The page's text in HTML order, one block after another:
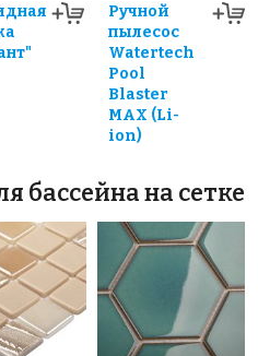
Ручной
пылесос
Watertech
Pool
Blaster
MAX (Li-
ion)
бассейна на сетке